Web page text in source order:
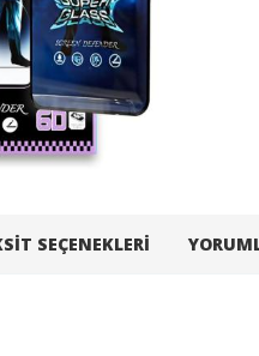
SEÇENEKLERI